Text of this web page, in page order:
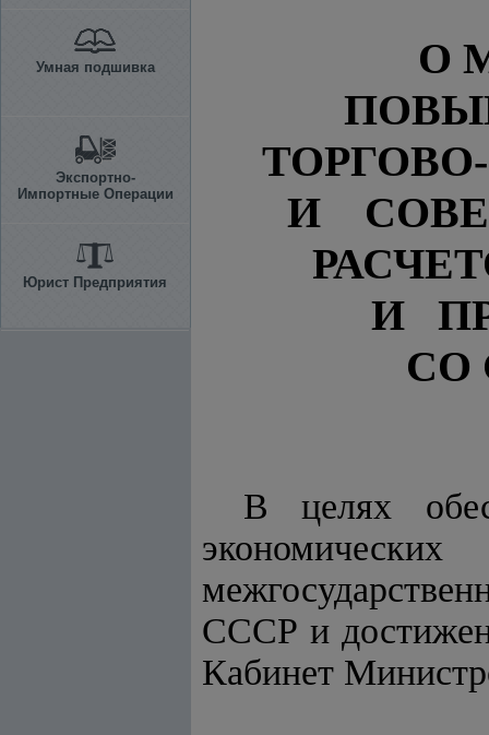
Умная подшивка
Экспортно-
Импортные Операции
Юрист Предприятия
О
И
И
СО
В целях
СССР и
Кабинет